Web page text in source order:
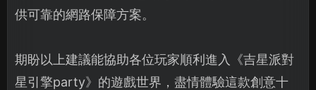
供可靠的網路保障方案。
期盼以上建議能協助各位玩家順利進入《吉星派對
星引擎party》的遊戲世界，盡情體驗這款創意十